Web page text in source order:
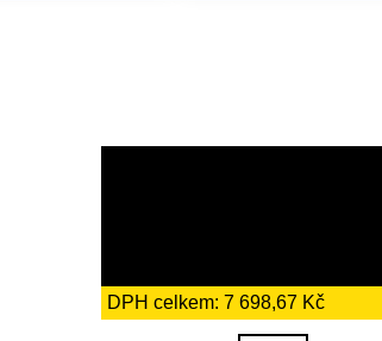
DPH celkem: 7 698,67 Kč